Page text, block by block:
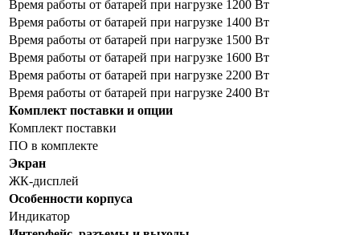
Время работы от батарей при нагрузке 1200 Вт
Время работы от батарей при нагрузке 1400 Вт
Время работы от батарей при нагрузке 1500 Вт
Время работы от батарей при нагрузке 1600 Вт
Время работы от батарей при нагрузке 2200 Вт
Время работы от батарей при нагрузке 2400 Вт
Комплект поставки и опции
Комплект поставки
ПО в комплекте
Экран
ЖК-дисплей
Особенности корпуса
Индикатор